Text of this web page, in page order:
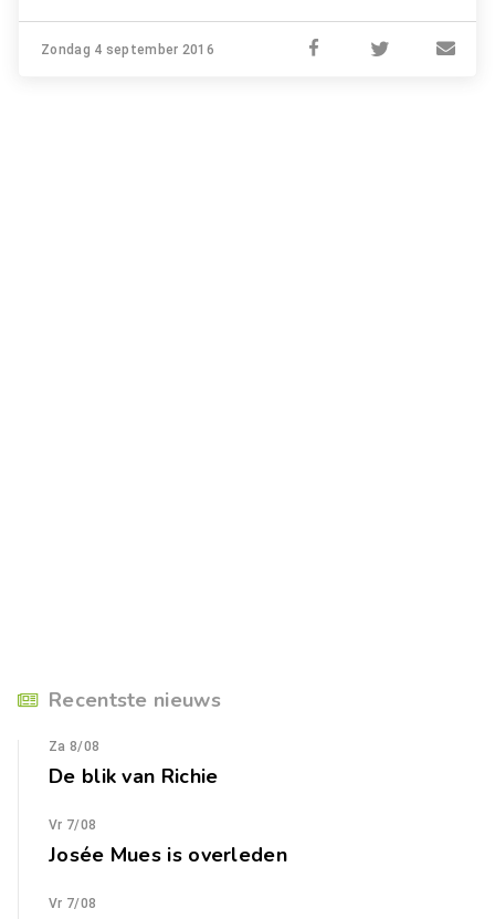
Zondag 4 september 2016
Recentste nieuws
Za 8/08
De blik van Richie
Vr 7/08
Josée Mues is overleden
Vr 7/08